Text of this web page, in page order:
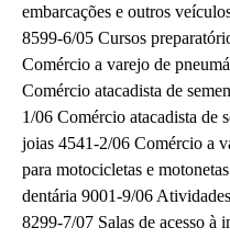
embarcações e outros
8599-6/05 Cursos
Comércio a varejo de
Comércio atacadista de
1/06 Comércio atacadista de
joias 4541-2/06 Comércio a
para motocicletas e
dentária 9001-9/06
8299-7/07 Salas de acesso à